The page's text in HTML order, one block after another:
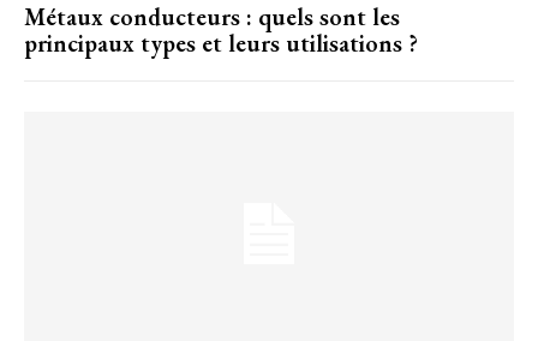
Métaux conducteurs : quels sont les
principaux types et leurs utilisations ?